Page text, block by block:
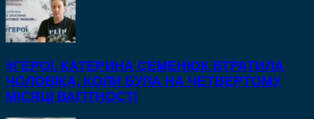
#ГЕРОЇ. КАТЕРИНА СЕМЕНЮК ВТРАТИЛА
ЧОЛОВІКА, КОЛИ БУЛА НА ЧЕТВЕРТОМУ
МІСЯЦІ ВАГІТНОСТІ